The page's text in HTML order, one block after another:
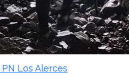
Los Alerces